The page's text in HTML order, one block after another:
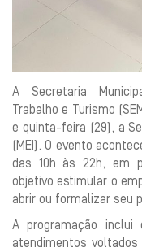
A Secretaria
Trabalho e Turismo
e quinta-feira (29), a
(MEI). O evento
das 10h às 22h, em
objetivo estimular o
abrir ou formalizar seu
A programação inclui
atendimentos voltados